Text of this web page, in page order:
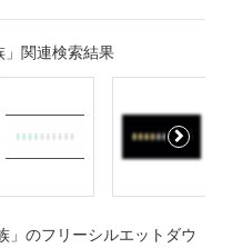
」関連検索結果
」のフリーシルエットダウ